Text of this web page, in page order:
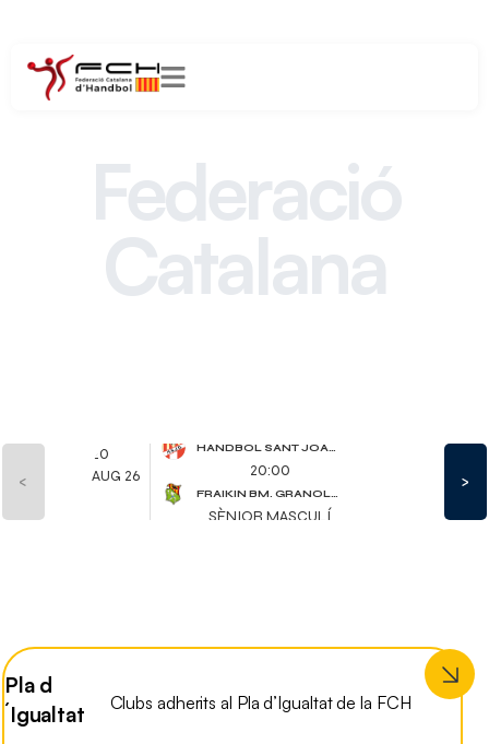
Pla d
´Igualtat
Clubs adherits al Pla d’Igualtat de la FCH
Federació
Catalana